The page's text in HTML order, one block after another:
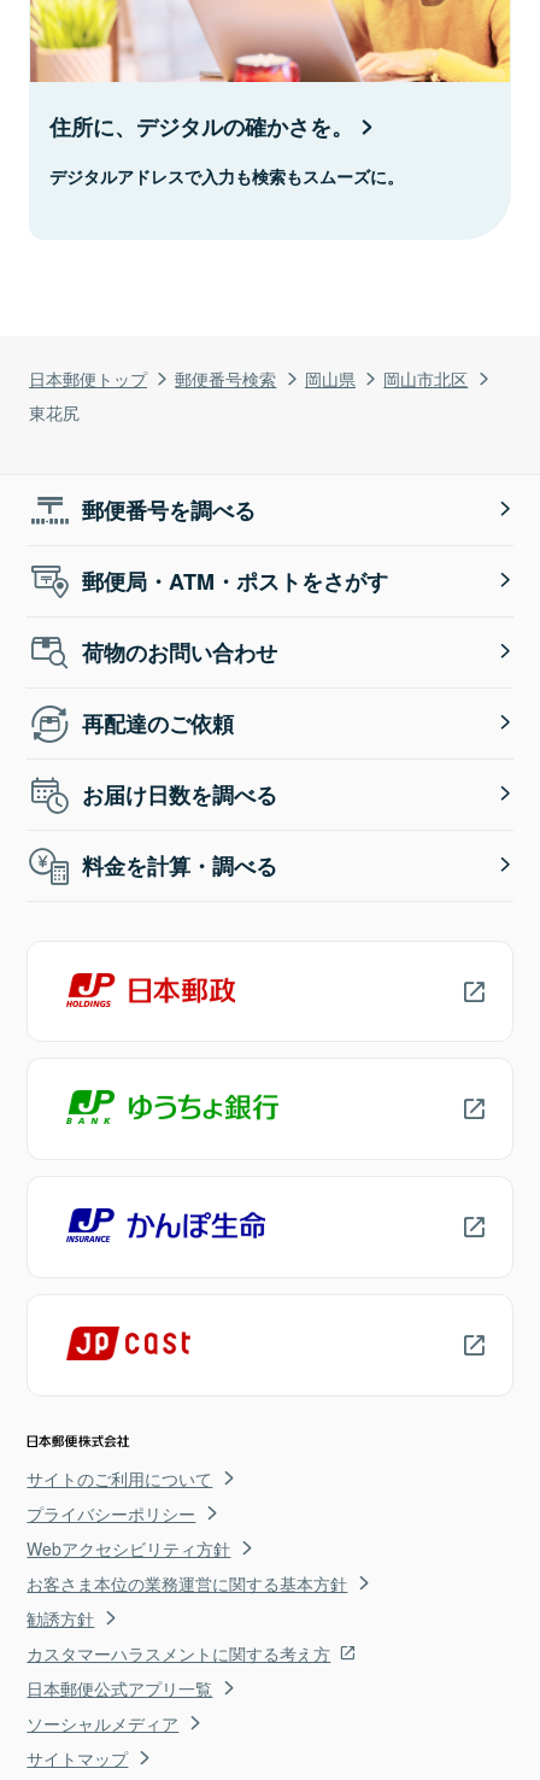
日本郵便トップ 郵便番号検索 岡山県
岡山市北区
東花尻
住所に、デジタルの確かさを。
デジタルアドレスで入力も検索もスムーズに。
郵便番号を調べる
郵便局・ATM・ポストをさがす
荷物のお問い合わせ
再配達のご依頼
お届け日数を調べる
料金を計算・調べる
サイトのご利用について
プライバシーポリシー
Webアクセシビリティ方針
お客さま本位の業務運営に関する基本方針
勧誘方針
カスタマーハラスメントに関する考え方
日本郵便公式アプリ一覧
ソーシャルメディア
サイトマップ